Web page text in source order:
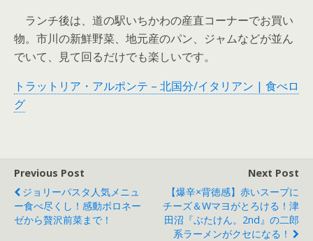
ランチ後は、道の駅いちかわの産直コーナーでお買い
物。市川の新鮮野菜、地元産のパン、ジャムなどが並ん
でいて、見て回るだけでも楽しいです。
トラットリア・アルポンテ – 北国分/イタリアン | 食べロ
グ
Previous Post
ジョリーパスタ人気メニュ
ー食べ尽くし！感動ボロネー
ゼから贅沢前菜まで！
Next Post
【爆辛×背徳感】赤いスープに
チーズ＆Wマヨがとろける！津
田沼『ぶたけん。2nd』の二郎
系ラーメンがクセになる！